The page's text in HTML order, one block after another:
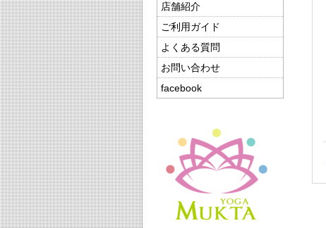
店舗紹介
ご利用ガイド
よくある質問
お問い合わせ
facebook